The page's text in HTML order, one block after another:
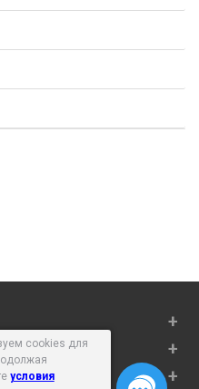
+
+
+
cookies для
условия